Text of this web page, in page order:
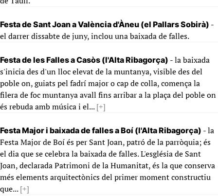
Festa de Sant Joan a València d'Àneu (el Pallars Sobirà) -
el darrer dissabte de juny, inclou una baixada de falles.
Festa de les Falles a Casòs (l'Alta Ribagorça) - la baixada
s'inicia des d'un lloc elevat de la muntanya, visible des del
poble on, guiats pel fadrí major o cap de colla, comença la
filera de foc muntanya avall fins arribar a la plaça del poble on
és rebuda amb música i el...[+]
Festa Major i baixada de falles a Boí (l'Alta Ribagorça) - la
Festa Major de Boí és per Sant Joan, patró de la parròquia; és
el dia que se celebra la baixada de falles. L'església de Sant
Joan, declarada Patrimoni de la Humanitat, és la que conserva
més elements arquitectònics del primer moment constructiu
que...[+]